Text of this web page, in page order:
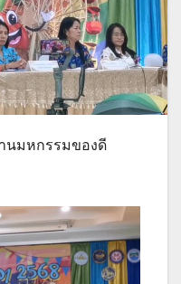
นมหกรรมของดี